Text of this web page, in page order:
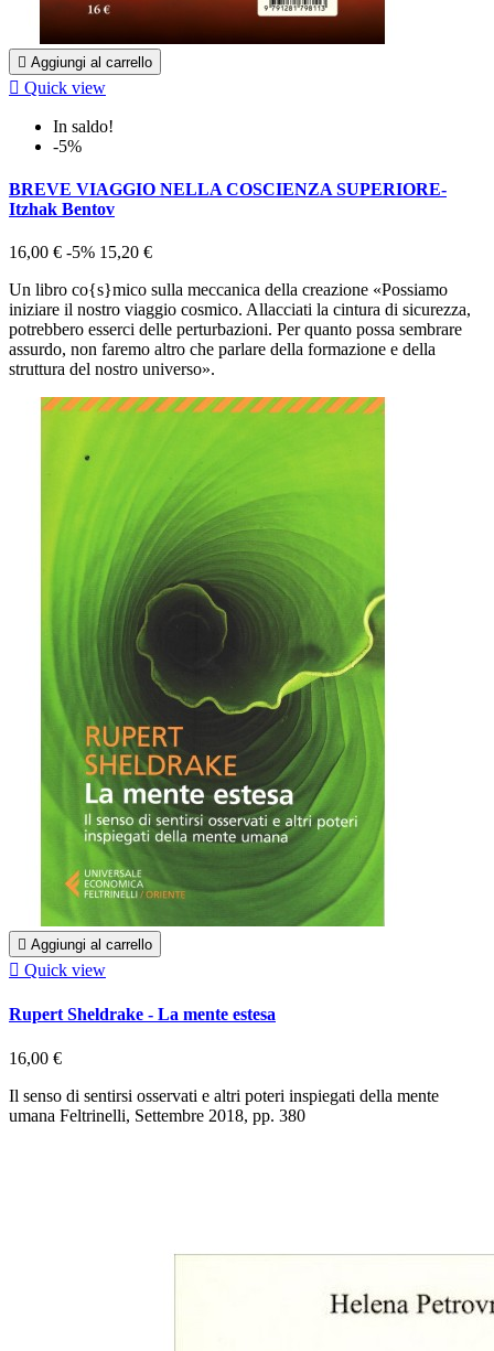
 Aggiungi al carrello
 Quick view
In saldo!
-5%
BREVE VIAGGIO NELLA COSCIENZA SUPERIORE-
Itzhak Bentov
16,00 € -5% 15,20 €
Un libro co{s}mico sulla meccanica della creazione «Possiamo
iniziare il nostro viaggio cosmico. Allacciati la cintura di sicurezza,
potrebbero esserci delle perturbazioni. Per quanto possa sembrare
assurdo, non faremo altro che parlare della formazione e della
struttura del nostro universo».
 Aggiungi al carrello
 Quick view
Rupert Sheldrake - La mente estesa
16,00 €
Il senso di sentirsi osservati e altri poteri inspiegati della mente
umana Feltrinelli, Settembre 2018, pp. 380